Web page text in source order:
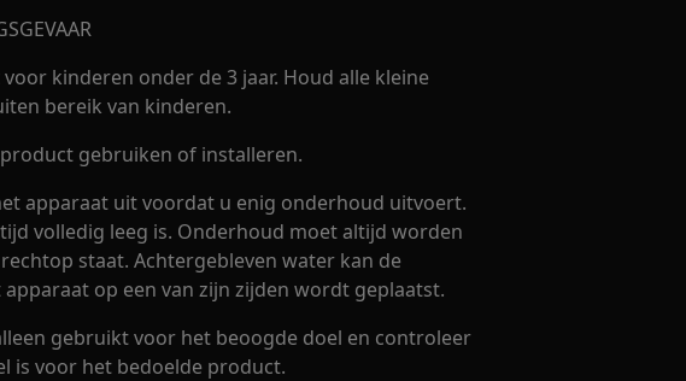
kinderen onder de 3 jaar. Houd alle kleine
bereik van kinderen.
gebruiken of installeren.
apparaat uit voordat u enig onderhoud uitvoert.
volledig leeg is. Onderhoud moet altijd worden
staat. Achtergebleven water kan de
op een van zijn zijden wordt geplaatst.
gebruikt voor het beoogde doel en controleer
is voor het bedoelde product.